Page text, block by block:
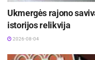
Ukmergės rajono
istorijos relikvija
2026-08-04